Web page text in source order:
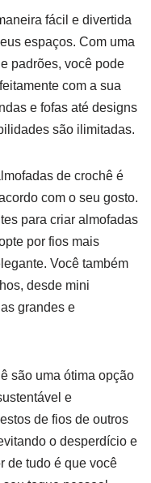
fácil e divertida
espaços. Com uma
padrões, você pode
com a sua
e fofas até designs
são ilimitadas.
de crochê é
com o seu gosto.
para criar almofadas
por fios mais
Você também
desde mini
grandes e
são uma ótima opção
e
de fios de outros
o desperdício e
de tudo é que você